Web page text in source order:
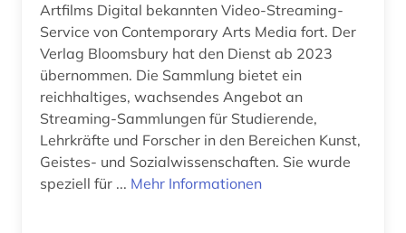
Artfilms Digital bekannten Video-Streaming-
Service von Contemporary Arts Media fort. Der
Verlag Bloomsbury hat den Dienst ab 2023
übernommen. Die Sammlung bietet ein
reichhaltiges, wachsendes Angebot an
Streaming-Sammlungen für Studierende,
Lehrkräfte und Forscher in den Bereichen Kunst,
Geistes- und Sozialwissenschaften. Sie wurde
speziell für ... Mehr Informationen